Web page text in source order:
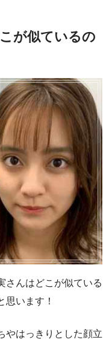
が似ているの
さんはどこが似ている
思います！
やはっきりとした顔立